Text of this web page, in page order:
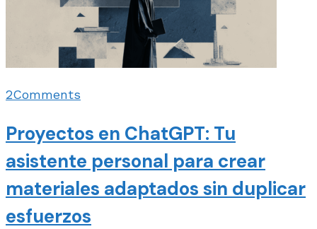
2Comments
Proyectos en ChatGPT: Tu
asistente personal para crear
materiales adaptados sin duplicar
esfuerzos